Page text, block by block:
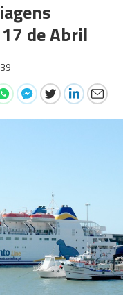
de Abril